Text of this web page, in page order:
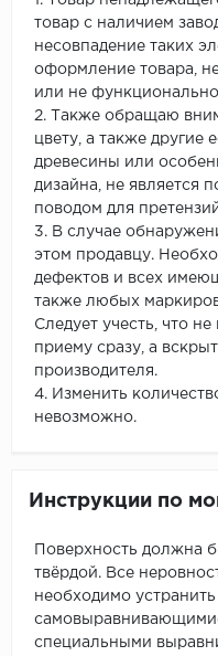
товар с наличием
несовпадение таких
оформление товара,
или не
2. Также обращаю
цвету, а также другие
древесины или
дизайна, не является
поводом для
3. В случае
этом продавцу.
дефектов и всех
также любых
Следует учесть, что
приему сразу, а
производителя.
4. Изменить
невозможно.
Инструкции по
Поверхность должна
твёрдой. Все
необходимо
специальными